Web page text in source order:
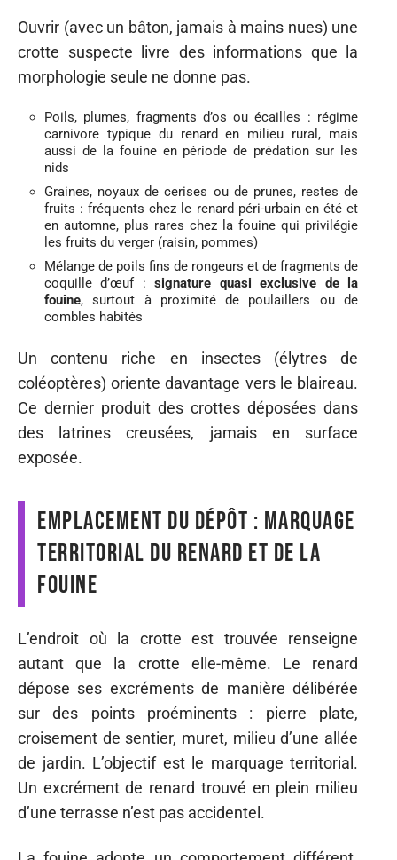
Ouvrir (avec un bâton, jamais à mains nues) une
crotte suspecte livre des informations que la
morphologie seule ne donne pas.
Poils, plumes, fragments d’os ou écailles : régime
carnivore typique du renard en milieu rural, mais
aussi de la fouine en période de prédation sur les
nids
Graines, noyaux de cerises ou de prunes, restes de
fruits : fréquents chez le renard péri-urbain en été et
en automne, plus rares chez la fouine qui privilégie
les fruits du verger (raisin, pommes)
Mélange de poils fins de rongeurs et de fragments de
coquille d’œuf :signature quasi exclusive de la
fouine, surtout à proximité de poulaillers ou de
combles habités
Un contenu riche en insectes (élytres de
coléoptères) oriente davantage vers le blaireau.
Ce dernier produit des crottes déposées dans
des latrines creusées, jamais en surface
exposée.
Emplacement du dépôt : marquage
territorial du renard et de la
fouine
L’endroit où la crotte est trouvée renseigne
autant que la crotte elle-même. Le renard
dépose ses excréments de manière délibérée
sur des points proéminents : pierre plate,
croisement de sentier, muret, milieu d’une allée
de jardin. L’objectif est le marquage territorial.
Un excrément de renard trouvé en plein milieu
d’une terrasse n’est pas accidentel.